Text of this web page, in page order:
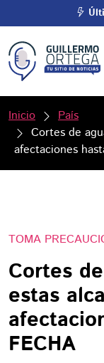
Inicio
País
Cortes de
afectaciones
TOMA
Cortes
estas
FECHA